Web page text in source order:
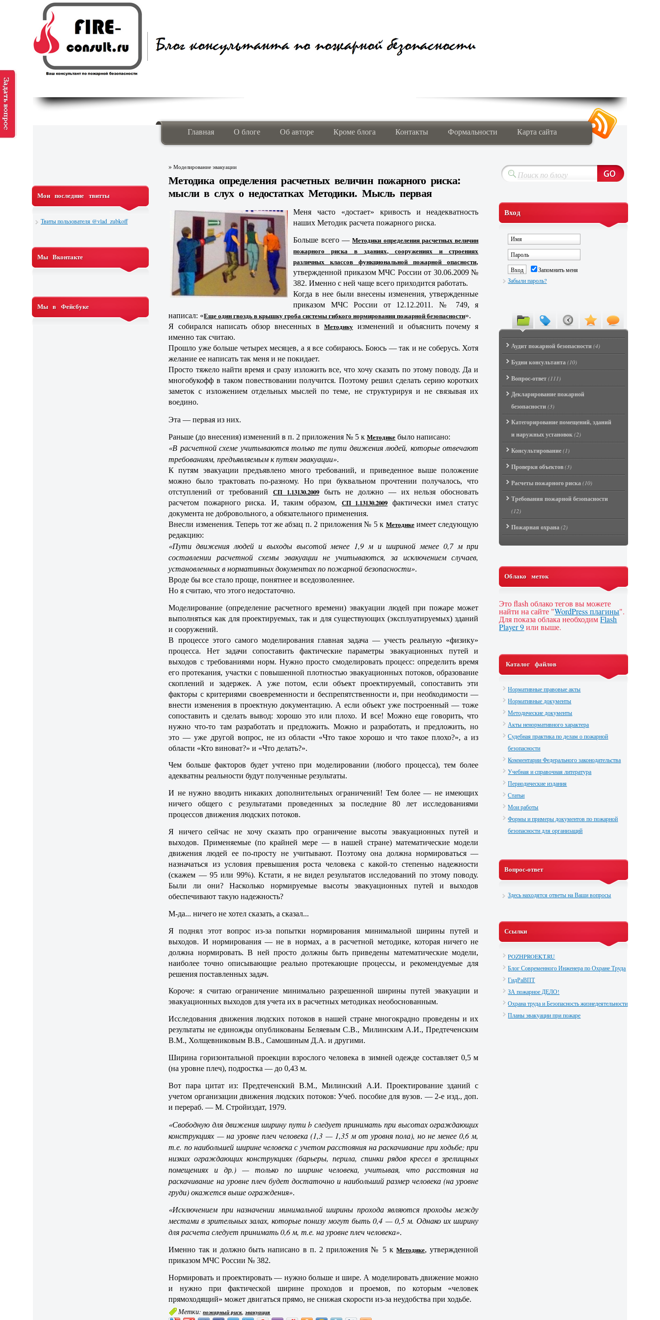
Главная О блоге Об авторе Кроме блога Контакты Формальности Карта сайта
»Моделирование эвакуации
Методика определения расчетных величин пожарного риска:
мысли в слух о недостатках Методики. Мысль первая
Меня часто «достает» кривость и неадекватность
наших Методик расчета пожарного риска.
Больше всего —Методики определения расчетных величин
пожарного риска в зданиях, сооружениях и строениях
различных классов функциональной пожарной опасности,
утвержденной приказом МЧС России от 30.06.2009 №
382. Именно с ней чаще всего приходится работать.
Когда в нее были внесены изменения, утвержденные
приказом МЧС России от 12.12.2011. № 749, я
написал: «Еще один гвоздь в крышку гроба системы гибкого нормирования пожарной безопасности».
Я собирался написать обзор внесенных в Методикуизменений и объяснить почему я
именно так считаю.
Прошло уже больше четырех месяцев, а я все собираюсь. Боюсь — так и не соберусь. Хотя
желание ее написать так меня и не покидает.
Просто тяжело найти время и сразу изложить все, что хочу сказать по этому поводу. Да и
многобукофф в таком повествовании получится. Поэтому решил сделать серию коротких
заметок с изложением отдельных мыслей по теме, не структурируя и не связывая их
воедино.
Эта — первая из них.
Раньше (до внесения) изменений в п. 2 приложения № 5 кМетодике было написано:
«В расчетной схеме учитываются только те пути движения людей, которые отвечают
требованиям, предъявляемым к путям эвакуации».
К путям эвакуации предъявлено много требований, и приведенное выше положение
можно было трактовать по-разному. Но при буквальном прочтении получалось, что
отступлений от требованийСП 1.13130.2009быть не должно — их нельзя обосновать
расчетом пожарного риска. И, таким образом, СП 1.13130.2009 фактически имел статус
документа не добровольного, а обязательного применения.
Внесли изменения. Теперь тот же абзац п. 2 приложения № 5 к Методикеимеет следующую
редакцию:
«Пути движения людей и выходы высотой менее 1,9 м и шириной менее 0,7 м при
составлении расчетной схемы эвакуации не учитываются, за исключением случаев,
установленных в нормативных документах по пожарной безопасности».
Вроде бы все стало проще, понятнее и вседозволеннее.
Но я считаю, что этого недостаточно.
Моделирование (определение расчетного времени) эвакуации людей при пожаре может
выполняться как для проектируемых, так и для существующих (эксплуатируемых) зданий
и сооружений.
В процессе этого самого моделирования главная задача — учесть реальную «физику»
процесса. Нет задачи сопоставить фактические параметры эвакуационных путей и
выходов с требованиями норм. Нужно просто смоделировать процесс: определить время
его протекания, участки с повышенной плотностью эвакуационных потоков, образование
скоплений и задержек. А уже потом, если объект проектируемый, сопоставить эти
факторы с критериями своевременности и беспрепятственности и, при необходимости —
внести изменения в проектную документацию. А если объект уже построенный — тоже
сопоставить и сделать вывод: хорошо это или плохо. И все! Можно еще говорить, что
нужно что-то там разработать и предложить. Можно и разработать, и предложить, но
это — уже другой вопрос, не из области «Что такое хорошо и что такое плохо?», а из
области «Кто виноват?» и «Что делать?».
Чем больше факторов будет учтено при моделировании (любого процесса), тем более
адекватны реальности будут полученные результаты.
И не нужно вводить никаких дополнительных ограничений! Тем более — не имеющих
ничего общего с результатами проведенных за последние 80 лет исследованиями
процессов движения людских потоков.
Я ничего сейчас не хочу сказать про ограничение высоты эвакуационных путей и
выходов. Применяемые (по крайней мере — в нашей стране) математические модели
движения людей ее по-просту не учитывают. Поэтому она должна нормироваться —
назначаться из условия превышения роста человека с какой-то степенью надежности
(скажем — 95 или 99%). Кстати, я не видел результатов исследований по этому поводу.
Были ли они? Насколько нормируемые высоты эвакуационных путей и выходов
обеспечивают такую надежность?
М-да... ничего не хотел сказать, а сказал...
Я поднял этот вопрос из-за попытки нормирования минимальной ширины путей и
выходов. И нормирования — не в нормах, а в расчетной методике, которая ничего не
должна нормировать. В ней просто должны быть приведены математические модели,
наиболее точно описывающие реально протекающие процессы, и рекомендуемые для
решения поставленных задач.
Короче: я считаю ограничение минимально разрешенной ширины путей эвакуации и
эвакуационных выходов для учета их в расчетных методиках необоснованным.
Исследования движения людских потоков в нашей стране многокрадно проведены и их
результаты не единожды опубликованы Беляевым С.В., Милинским А.И., Предтеченским
В.М., Холщевниковым В.В., Самошиным Д.А. и другими.
Ширина горизонтальной проекции взрослого человека в зимней одежде составляет 0,5 м
(на уровне плеч), подростка — до 0,43 м.
Вот пара цитат из: Предтеченский В.М., Милинский А.И. Проектирование зданий с
учетом организации движения людских потоков: Учеб. пособие для вузов. — 2-е изд., доп.
и перераб. — М. Стройиздат, 1979.
«Свободную для движения ширину пути b следует принимать при высотах ограждающих
конструкциях — на уровне плеч человека (1,3 — 1,35 м от уровня пола), но не менее 0,6 м,
т.е. по наибольшей ширине человека с учетом расстояния на раскачивание при ходьбе; при
низких ограждающих конструкциях (барьеры, перила, спинки рядов кресел в зрелищных
помещениях и др.) — только по ширине человека, учитывая, что расстояния на
раскачивание на уровне плеч будет достаточно и наибольший размер человека (на уровне
груди) окажется выше ограждения».
«Исключением при назначении минимальной ширины прохода являются проходы между
местами в зрительных залах, которые понизу могут быть 0,4 — 0,5 м. Однако их ширину
для расчета следует принимать 0,6 м, т.е. на уровне плеч человека».
Именно так и должно быть написано в п. 2 приложения № 5 кМетодике, утвержденной
приказом МЧС России № 382.
Нормировать и проектировать — нужно больше и шире. А моделировать движение можно
и нужно при фактической ширине проходов и проемов, по которым «человек
прямоходящий» может двигаться прямо, не снижая скорости из-за неудобства при ходьбе.
Метки:пожарный риск ,эвакуация
Вход
Запомнить меня
Забыли пароль?
Аудит пожарной безопасности(4)
Будни консультанта(10)
Вопрос-ответ(111)
Декларирование пожарной
безопасности(3)
Категорирование помещений, зданий
и наружных установок(2)
Консультирование(1)
Проверки объектов(3)
Расчеты пожарного риска(10)
Требования пожарной безопасности
(12)
Пожарная охрана(2)
Облако меток
Это flash облако тегов вы можете
найти на сайте "WordPress плагины".
Для показа облака необходимFlash
Player 9или выше.
Каталог файлов
Нормативные правовые акты
Нормативные документы
Методические документы
Акты ненормативного характера
Судебная практика по делам о пожарной
безопасности
Комментарии Федерального законодательства
Учебная и справочная литература
Периодические издания
Статьи
Мои работы
Формы и примеры документов по пожарной
безопасности для организаций
Вопрос-ответ
Здесь находятся ответы на Ваши вопросы
Ссылки
POZHPROEKT.RU
Блог Современного Инженера по Охране Труда
ГидРаВПТ
ЗА пожарное ДЕЛО!
Охрана труда и Безопасность жизнедеятельности
Планы эвакуации при пожаре
Мои последние твитты
Твиты пользователя @vlad_zubkoff
Мы Вконтакте
Мы в Фейсбуке